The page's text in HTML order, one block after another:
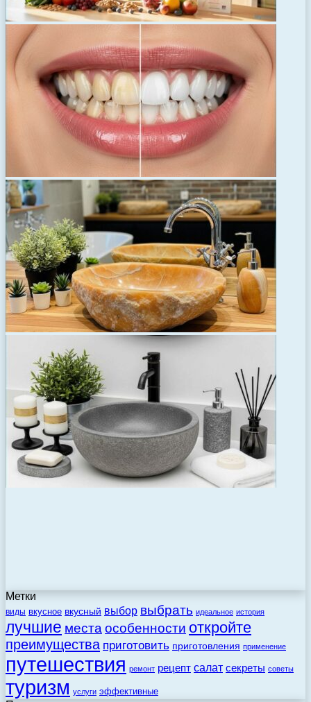
Метки
виды вкусное вкусный выбор выбрать идеальное история
лучшие места особенности откройте
преимущества приготовить приготовления применение
путешествия ремонт рецепт салат секреты советы
туризм услуги эффективные